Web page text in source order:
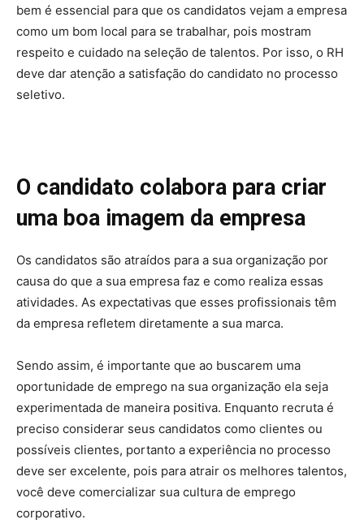
bem é essencial para que os candidatos vejam a empresa
como um bom local para se trabalhar, pois mostram
respeito e cuidado na seleção de talentos. Por isso, o RH
deve dar atenção a satisfação do candidato no processo
seletivo.
O candidato colabora para criar
uma boa imagem da empresa
Os candidatos são atraídos para a sua organização por
causa do que a sua empresa faz e como realiza essas
atividades. As expectativas que esses profissionais têm
da empresa refletem diretamente a sua marca.
Sendo assim, é importante que ao buscarem uma
oportunidade de emprego na sua organização ela seja
experimentada de maneira positiva. Enquanto recruta é
preciso considerar seus candidatos como clientes ou
possíveis clientes, portanto a experiência no processo
deve ser excelente, pois para atrair os melhores talentos,
você deve comercializar sua cultura de emprego
corporativo.